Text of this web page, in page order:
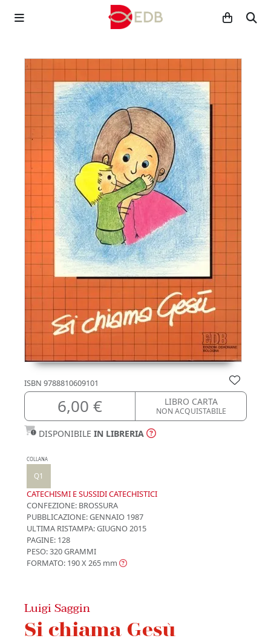
ISBN 9788810609101
6,00 € LIBRO CARTA
NON ACQUISTABILE
DISPONIBILE IN LIBRERIA
COLLANA
Q1
CATECHISMI E SUSSIDI CATECHISTICI
CONFEZIONE: BROSSURA
PUBBLICAZIONE:GENNAIO 1987
ULTIMA RISTAMPA:GIUGNO 2015
PAGINE: 128
PESO: 320 GRAMMI
FORMATO: 190 X 265 mm
Luigi Saggin
Si chiama Gesù